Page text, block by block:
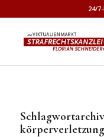
24/
körperverletzung